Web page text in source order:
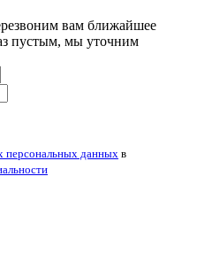
вам ближайшее
пустым, мы уточним
персональных данных в